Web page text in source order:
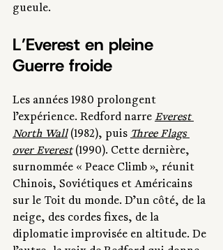
gueule.
L’Everest en pleine
Guerre froide
Les années 1980 prolongent
l’expérience. Redford narre Everest
North Wall (1982), puis Three Flags
over Everest (1990). Cette dernière,
surnommée « Peace Climb », réunit
Chinois, Soviétiques et Américains
sur le Toit du monde. D’un côté, de la
neige, des cordes fixes, de la
diplomatie improvisée en altitude. De